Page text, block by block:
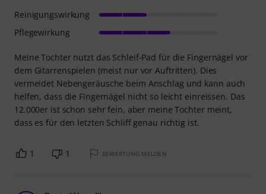
Meine Tochter nutzt das Schleif-Pad für die Fingernägel vor
dem Gitarrenspielen (meist nur vor Auftritten). Dies
vermeidet Nebengeräusche beim Anschlag und kann auch
helfen, dass die Fingernägel nicht so leicht einreissen. Das
12.000er ist schon sehr fein, aber meine Tochter meint,
dass es für den letzten Schliff genau richtig ist.
Reinigungswirkung
Pflegewirkung
1 1 BEWERTUNG MELDEN